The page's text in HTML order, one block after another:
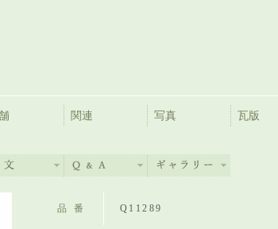
関連 写真 瓦版
品番 Q11289